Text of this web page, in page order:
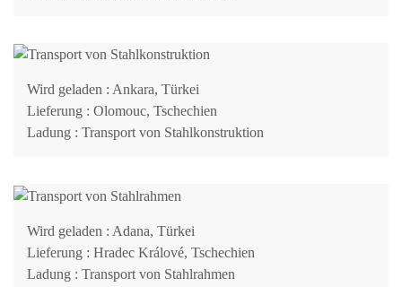
Wird geladen : Ankara, Türkei
Lieferung : Olomouc, Tschechien
Ladung : Transport von Stahlkonstruktion
Wird geladen : Adana, Türkei
Lieferung : Hradec Králové, Tschechien
Ladung : Transport von Stahlrahmen